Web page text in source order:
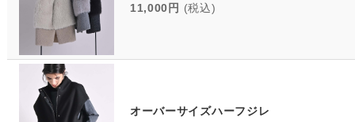
11,000円 (税込)
オーバーサイズハーフジレ